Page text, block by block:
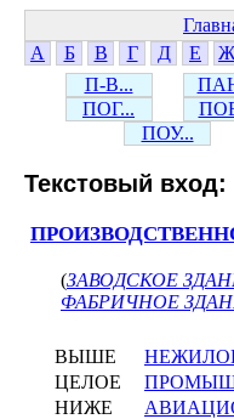
А
Б В Г Д Е Ж
П-В...
ПОГ...
ПОУ...
Текстовый вход:
(ЗАВОДСКОЕ
ФАБРИЧНОЕ
ВЫШЕ
ЦЕЛОЕ
НИЖЕ